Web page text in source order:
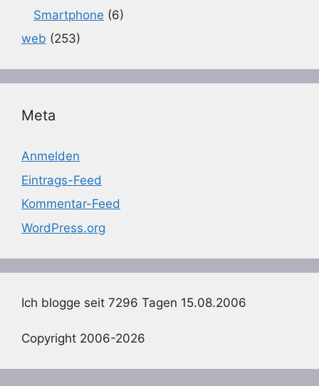
Smartphone (6)
web (253)
Meta
Anmelden
Eintrags-Feed
Kommentar-Feed
WordPress.org
Ich blogge seit 7296 Tagen 15.08.2006
Copyright 2006-2026